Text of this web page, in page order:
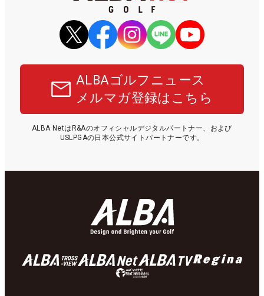
ALBAゴルフニュース
メルマガ登録はこちら
ALBA NetはR&Aのオフィシャルデジタルパートナー、および
USLPGAの日本公式サイトパートナーです。